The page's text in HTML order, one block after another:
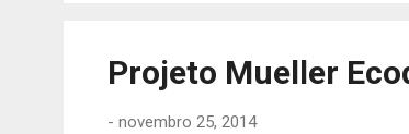
Projeto Mueller
- novembro 25, 2014